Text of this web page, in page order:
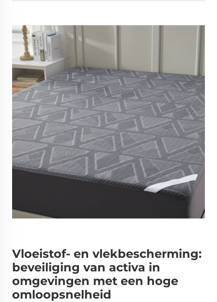
Vloeistof- en vlekbescherming:
beveiliging van activa in
omgevingen met een hoge
omloopsnelheid